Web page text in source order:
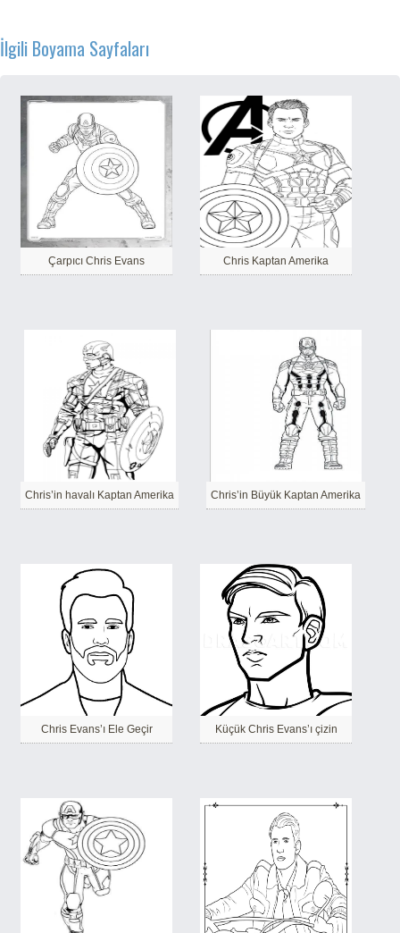
İlgili Boyama Sayfaları
Çarpıcı Chris Evans Chris Kaptan Amerika
Chris’in havalı Kaptan Amerika Chris’in Büyük Kaptan Amerika
Chris Evans’ı Ele Geçir Küçük Chris Evans’ı çizin